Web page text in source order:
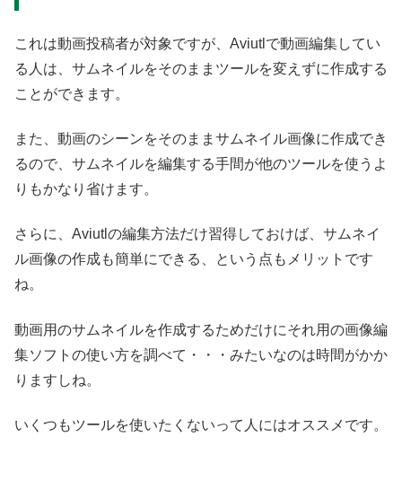
これは動画投稿者が対象ですが、Aviutlで動画編集してい
る人は、サムネイルをそのままツールを変えずに作成する
ことができます。
また、動画のシーンをそのままサムネイル画像に作成でき
るので、サムネイルを編集する手間が他のツールを使うよ
りもかなり省けます。
さらに、Aviutlの編集方法だけ習得しておけば、サムネイ
ル画像の作成も簡単にできる、という点もメリットです
ね。
動画用のサムネイルを作成するためだけにそれ用の画像編
集ソフトの使い方を調べて・・・みたいなのは時間がかか
りますしね。
いくつもツールを使いたくないって人にはオススメです。